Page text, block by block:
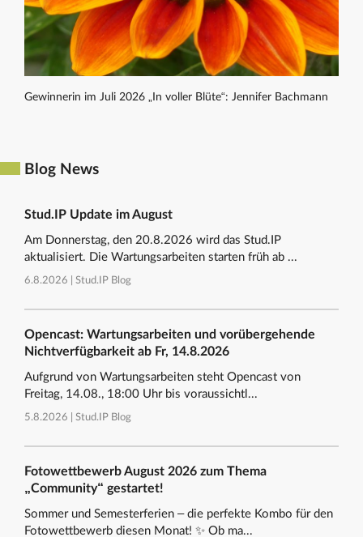
Gewinnerin im Juli 2026 „In voller Blüte“: Jennifer Bachmann
Blog News
Stud.IP Update im August
Am Donnerstag, den 20.8.2026 wird das Stud.IP
aktualisiert. Die Wartungsarbeiten starten früh ab ...
6.8.2026 | Stud.IP Blog
Opencast: Wartungsarbeiten und vorübergehende
Nichtverfügbarkeit ab Fr, 14.8.2026
Aufgrund von Wartungsarbeiten steht Opencast von
Freitag, 14.08., 18:00 Uhr bis voraussichtl...
5.8.2026 | Stud.IP Blog
Fotowettbewerb August 2026 zum Thema
„Community“ gestartet!
Sommer und Semesterferien – die perfekte Kombo für den
Fotowettbewerb diesen Monat! ✨ Ob ma...